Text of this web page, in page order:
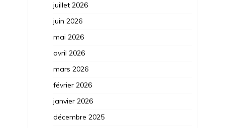
juillet 2026
juin 2026
mai 2026
avril 2026
mars 2026
février 2026
janvier 2026
décembre 2025